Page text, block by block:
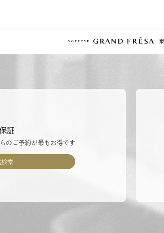
証
のご予約が最もお得です
索